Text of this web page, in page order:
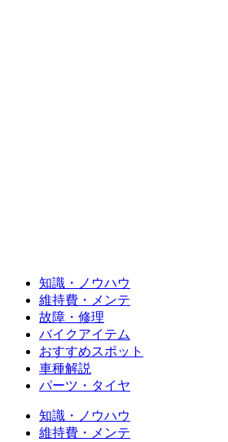
知識・ノウハウ
維持費・メンテ
故障・修理
バイクアイテム
おすすめスポット
車種解説
パーツ・タイヤ
知識・ノウハウ
維持費・メンテ